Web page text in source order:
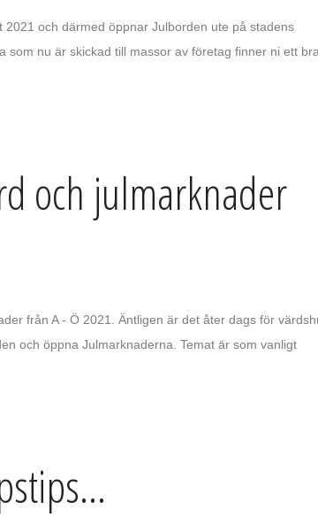
och därmed öppnar Julborden ute på stadens
som nu är skickad till massor av företag finner ni ett
och julmarknader
från A - Ö 2021. Äntligen är det åter dags för
och öppna Julmarknaderna. Temat är som vanligt